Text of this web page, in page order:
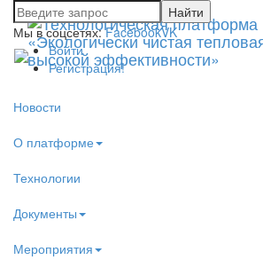
Мы в соцсетях:FacebookVK
Войти
Регистрация!
Новости
О платформе
Технологии
Документы
Мероприятия